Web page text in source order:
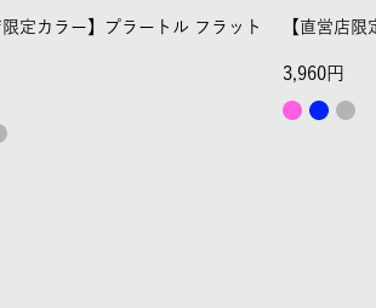
限定カラー】プラートル フラット
【直営店
3,960